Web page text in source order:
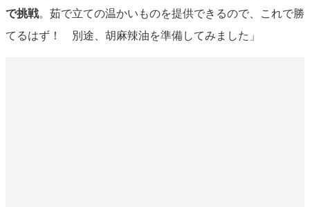
で挑戦。茹で立ての温かいものを提供できるので、これで勝
てるはず！ 別途、胡麻辣油を準備してみました」